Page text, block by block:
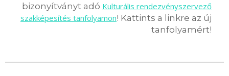
bizonyítványt adó Kulturális rendezvényszervező
szakképesítés tanfolyamon! Kattints a linkre az új
tanfolyamért!